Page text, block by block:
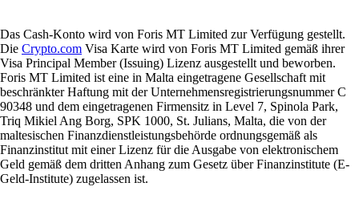
Das Cash-Konto wird von Foris MT Limited zur Verfügung gestellt.
Die Crypto.com Visa Karte wird von Foris MT Limited gemäß ihrer
Visa Principal Member (Issuing) Lizenz ausgestellt und beworben.
Foris MT Limited ist eine in Malta eingetragene Gesellschaft mit
beschränkter Haftung mit der Unternehmensregistrierungsnummer C
90348 und dem eingetragenen Firmensitz in Level 7, Spinola Park,
Triq Mikiel Ang Borg, SPK 1000, St. Julians, Malta, die von der
maltesischen Finanzdienstleistungsbehörde ordnungsgemäß als
Finanzinstitut mit einer Lizenz für die Ausgabe von elektronischem
Geld gemäß dem dritten Anhang zum Gesetz über Finanzinstitute (E-
Geld-Institute) zugelassen ist.